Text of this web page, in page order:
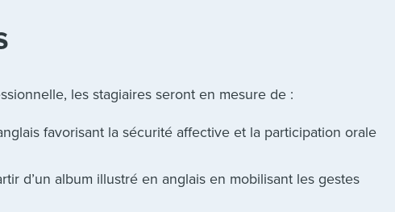
les stagiaires seront en mesure de :
favorisant la sécurité affective et la participation orale
d’un album illustré en anglais en mobilisant les gestes